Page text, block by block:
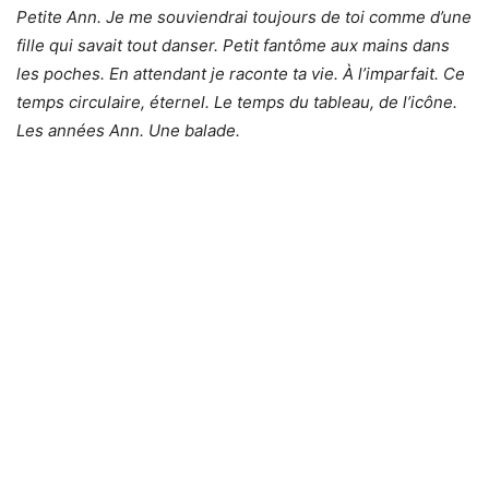
Petite Ann. Je me souviendrai toujours de toi comme d’une
fille qui savait tout danser. Petit fantôme aux mains dans
les poches. En attendant je raconte ta vie. À l’imparfait. Ce
temps circulaire, éternel. Le temps du tableau, de l’icône.
Les années Ann. Une balade.